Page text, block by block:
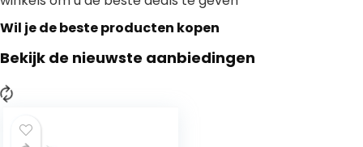
Wil je de beste producten kopen
Bekijk de nieuwste aanbiedingen